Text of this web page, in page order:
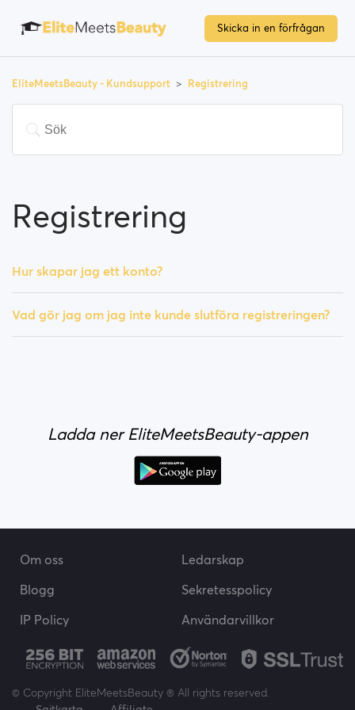
Skicka in en förfrågan
EliteMeetsBeauty - Kundsupport Registrering
Registrering
Hur skapar jag ett konto?
Vad gör jag om jag inte kunde slutföra registreringen?
Ladda ner EliteMeetsBeauty-appen
Om oss
Ledarskap
Blogg
Sekretesspolicy
IP Policy
Användarvillkor
© Copyright EliteMeetsBeauty ® All rights reserved.